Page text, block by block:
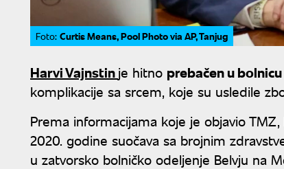
Foto: Curtis Means, Pool Photo via AP, Tanjug
Harvi Vajnstinje hitno prebačen u bolnicu
komplikacije sa srcem, koje su usledile
Prema informacijama koje je objavio
2020. godine suočava sa brojnim
u zatvorsko bolničko odeljenje Belvju na